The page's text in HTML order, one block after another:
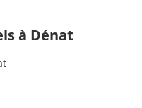
à Dénat